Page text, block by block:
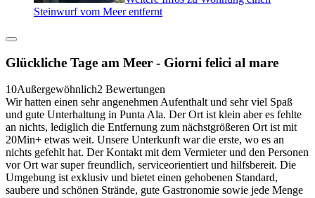
Steinwurf vom Meer entfernt
Glückliche Tage am Meer - Giorni felici al mare
10Außergewöhnlich2 Bewertungen
Wir hatten einen sehr angenehmen Aufenthalt und sehr viel Spaß
und gute Unterhaltung in Punta Ala. Der Ort ist klein aber es fehlte
an nichts, lediglich die Entfernung zum nächstgrößeren Ort ist mit
20Min+ etwas weit. Unsere Unterkunft war die erste, wo es an
nichts gefehlt hat. Der Kontakt mit dem Vermieter und den Personen
vor Ort war super freundlich, serviceorientiert und hilfsbereit. Die
Umgebung ist exklusiv und bietet einen gehobenen Standard,
saubere und schönen Strände, gute Gastronomie sowie jede Menge